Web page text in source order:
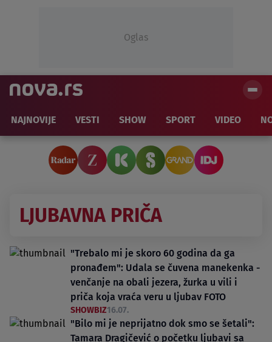
Oglas
NAJNOVIJE VESTI SHOW SPORT VIDEO
LJUBAVNA PRIČA
"Trebalo mi je skoro 60 godina da ga
pronađem": Udala se čuvena manekenka -
venčanje na obali jezera, žurka u vili i
priča koja vraća veru u ljubav FOTO
SHOWBIZ16.07.
"Bilo mi je neprijatno dok smo se šetali":
Tamara Dragičević o početku ljubavi sa